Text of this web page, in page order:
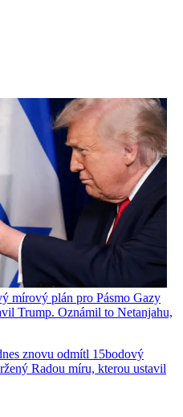
mírový plán pro Pásmo Gazy
Trump. Oznámil to Netanjahu,
znovu odmítl 15bodový
Radou míru, kterou ustavil